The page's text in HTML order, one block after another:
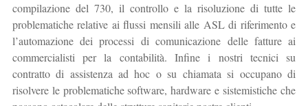
compilazione del 730, il controllo e la risoluzione di tutte le
problematiche relative ai flussi mensili alle ASL di riferimento e
l’automazione dei processi di comunicazione delle fatture ai
commercialisti per la contabilità. Infine i nostri tecnici su
contratto di assistenza ad hoc o su chiamata si occupano di
risolvere le problematiche software, hardware e sistemistiche che